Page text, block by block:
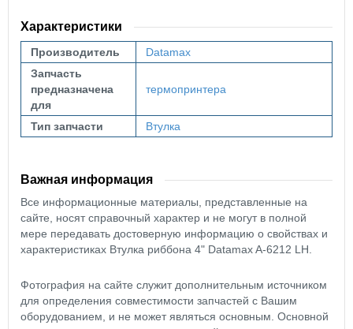
Характеристики
Производитель
Datamax
Запчасть
предназначена
для
термопринтера
Тип запчасти Втулка
Важная информация
Все информационные материалы, представленные на
сайте, носят справочный характер и не могут в полной
мере передавать достоверную информацию о свойствах и
характеристиках Втулка риббона 4" Datamax A-6212 LH.
Фотография на сайте служит дополнительным источником
для определения совместимости запчастей с Вашим
оборудованием, и не может являться основным. Основной